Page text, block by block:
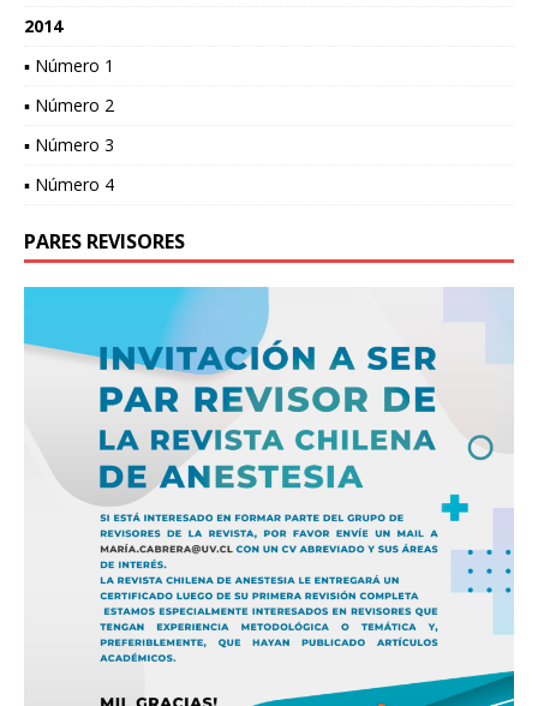
2014
▪ Número 1
▪ Número 2
▪ Número 3
▪ Número 4
PARES REVISORES